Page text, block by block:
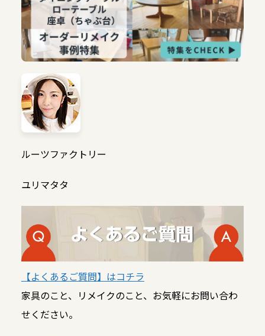
ルーツファクトリー
ユリマタタ
【よくあるご質問】はコチラ
家具のこと、リメイクのこと、お気軽にお問い合わ
せください。